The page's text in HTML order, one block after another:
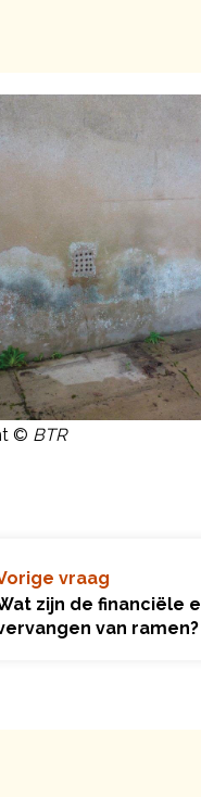
© BTR
vraag
zijn de financiële
van ramen?